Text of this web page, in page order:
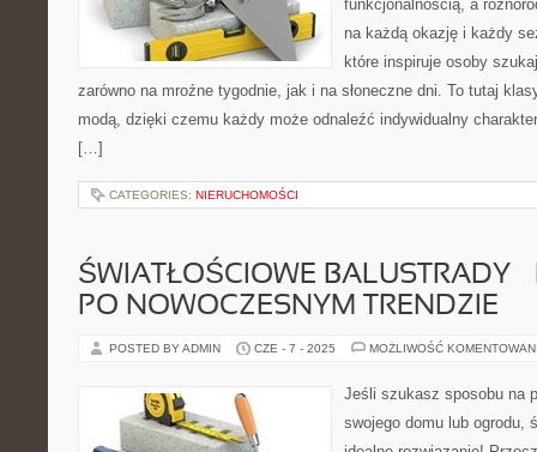
funkcjonalnością, a
na każdą okazję i każdy
które inspiruje osoby
zarówno na mroźne tygodnie, jak i na słoneczne dni. To tutaj
modą, dzięki czemu każdy może odnaleźć indywidualny
[…]
CATEGORIES: NIERUCHOMOŚCI
ŚWIATŁOŚCIOWE BALUSTRADY
PO NOWOCZESNYM TRENDZIE
POSTED BY ADMIN CZE - 7 - 2025 MOŻLIWOŚĆ
Jeśli szukasz sposobu na
swojego domu lub ogrodu,